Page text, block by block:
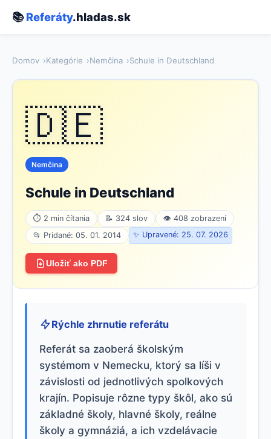
📚Referáty.hladas.sk
Domov Kategórie Nemčina Schule in Deutschland
🇩🇪
Nemčina
Schule in Deutschland
⏱ 2 min čítania 📝 324 slov
👁 408 zobrazení
📂 Pridané: 05. 01. 2014
✨ Upravené: 25. 07. 2026
Uložiť ako PDF
Rýchle zhrnutie referátu
Referát sa zaoberá školským
systémom v Nemecku, ktorý sa líši v
závislosti od jednotlivých spolkových
krajín. Popisuje rôzne typy škôl, ako sú
základné školy, hlavné školy, reálne
školy a gymnáziá, a ich vzdelávacie